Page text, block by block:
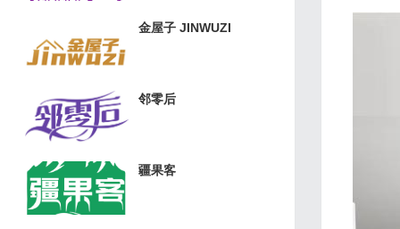
金屋子 JINWUZI
邻零后
疆果客